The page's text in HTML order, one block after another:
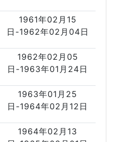
1961年02月15
日-1962年02月04日
1962年02月05
日-1963年01月24日
1963年01月25
日-1964年02月12日
1964年02月13